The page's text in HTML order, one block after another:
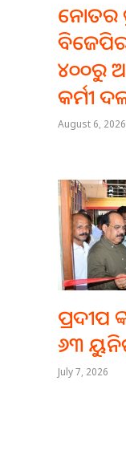
ନୋତର
ବିଜେପିର
୪୦୦ରୁ
କର୍ମୀ
August 6, 2026
ପ୍ରଦୀପ
୬୩
July 7, 2026